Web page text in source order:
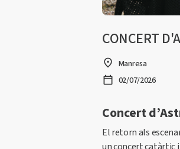
CONCERT
Manresa
02/07/2026
Concert
El retorn als